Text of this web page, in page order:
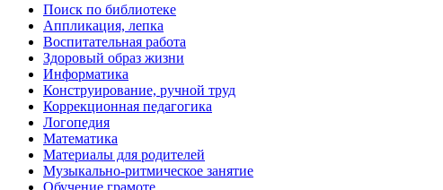
Поиск по библиотеке
Аппликация, лепка
Воспитательная работа
Здоровый образ жизни
Информатика
Конструирование, ручной труд
Коррекционная педагогика
Логопедия
Математика
Материалы для родителей
Музыкально-ритмическое занятие
Обучение грамоте